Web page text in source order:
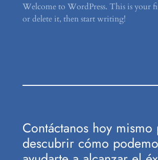
Welcome to WordPress. This is your
or delete it, then start writing!
Contáctanos hoy mismo
descubrir cómo